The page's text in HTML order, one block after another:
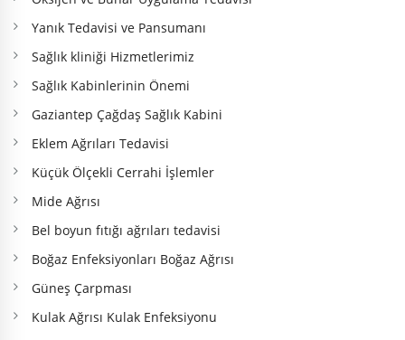
Yanık Tedavisi ve Pansumanı
Sağlık kliniği Hizmetlerimiz
Sağlık Kabinlerinin Önemi
Gaziantep Çağdaş Sağlık Kabini
Eklem Ağrıları Tedavisi
Küçük Ölçekli Cerrahi İşlemler
Mide Ağrısı
Bel boyun fıtığı ağrıları tedavisi
Boğaz Enfeksiyonları Boğaz Ağrısı
Güneş Çarpması
Kulak Ağrısı Kulak Enfeksiyonu